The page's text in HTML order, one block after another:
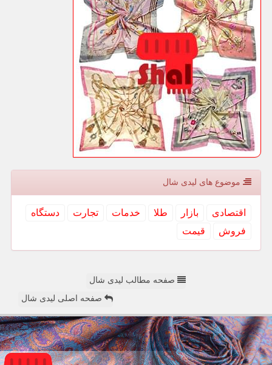
موضوع های لیدی شال
اقتصادی بازار طلا خدمات تجارت
دستگاه
فروش
قیمت
صفحه مطالب لیدی شال
صفحه اصلی لیدی شال